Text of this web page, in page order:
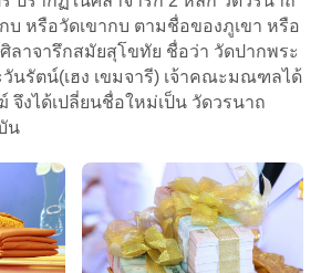
บ หรือวัดเขากบ ตามชื่อของภูเขา หรือ
ลาจารึกสมัยสุโขทัย ชื่อว่า วัดปากพระ
นรัตน์(เฮง เขมจารี) เจ้าคณะมณฑลได้
จึงได้เปลี่ยนชื่อใหม่เป็น วัดวรนาถ
น